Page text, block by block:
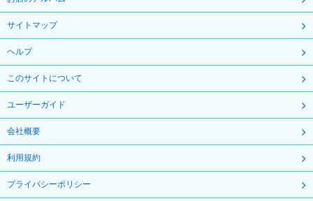
サイトマップ
ヘルプ
このサイトについて
ユーザーガイド
会社概要
利用規約
プライバシーポリシー